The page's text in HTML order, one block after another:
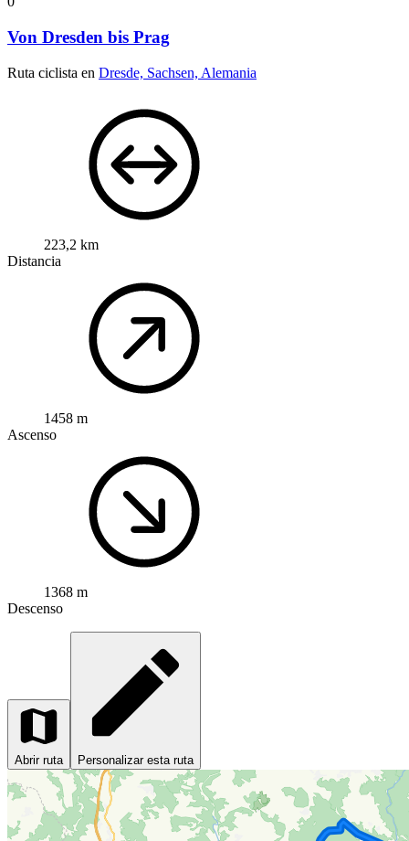
Von Dresden bis Prag
Ruta ciclista en Dresde, Sachsen, Alemania
223,2 km
Distancia
1458 m
Ascenso
1368 m
Descenso
Abrir ruta Personalizar esta ruta